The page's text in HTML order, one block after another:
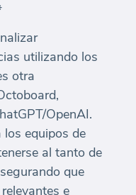
utilizando los
otra
OpenAI.
equipos de
al tanto de
que
e